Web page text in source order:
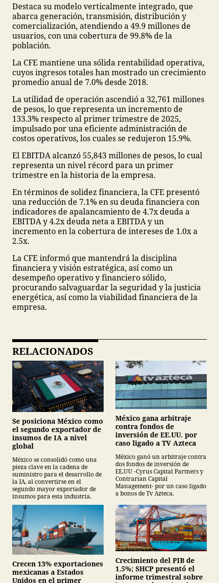
Destaca su modelo verticalmente integrado, que
abarca generación, transmisión, distribución y
comercialización, atendiendo a 49.9 millones de
usuarios, con una cobertura de 99.8% de la
población.
La CFE mantiene una sólida rentabilidad operativa,
cuyos ingresos totales han mostrado un crecimiento
promedio anual de 7.0% desde 2018.
La utilidad de operación ascendió a 32,761 millones
de pesos, lo que representa un incremento de
133.3% respecto al primer trimestre de 2025,
impulsado por una eficiente administración de
costos operativos, los cuales se redujeron 15.9%.
El EBITDA alcanzó 55,843 millones de pesos, lo cual
representa un nivel récord para un primer
trimestre en la historia de la empresa.
En términos de solidez financiera, la CFE presentó
una reducción de 7.1% en su deuda financiera con
indicadores de apalancamiento de 4.7x deuda a
EBITDA y 4.2x deuda neta a EBITDA y un
incremento en la cobertura de intereses de 1.0x a
2.5x.
La CFE informó que mantendrá la disciplina
financiera y visión estratégica, así como un
desempeño operativo y financiero sólido,
procurando salvaguardar la seguridad y la justicia
energética, así como la viabilidad financiera de la
empresa.
RELACIONADOS
Se posiciona México como
el segundo exportador de
insumos de IA a nivel
global
México se consolidó como una
pieza clave en la cadena de
suministro para el desarrollo de
la IA, al convertirse en el
segundo mayor exportador de
insumos para esta industria.
México gana arbitraje
contra fondos de
inversión de EE.UU. por
caso ligado a TV Azteca
México ganó un arbitraje contra
dos fondos de inversión de
EE.UU -Cyrus Capital Partners y
Contrarian Capital
Management- por un caso ligado
a bonos de Tv Azteca.
Crecen 13% exportaciones
mexicanas a Estados
Unidos en el primer
Crecimiento del PIB de
1.5%; SHCP presentó el
informe trimestral sobre